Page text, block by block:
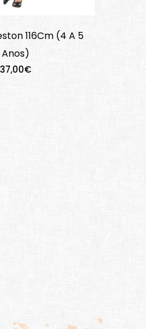
116Cm (4 A 5
Anos)
37,00€